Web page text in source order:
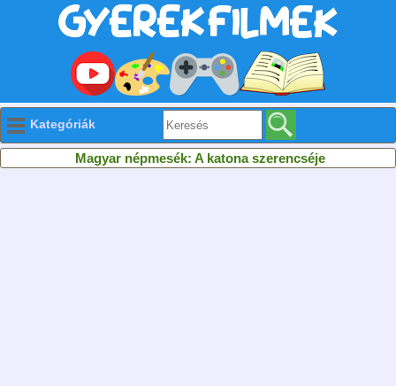
Kategóriák
Magyar népmesék: A katona szerencséje